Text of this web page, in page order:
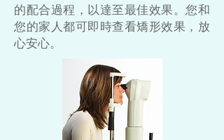
的配合過程，以達至最佳效果。您和
您的家人都可即時查看矯形效果，放
心安心。